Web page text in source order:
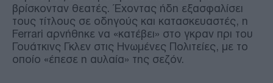
βρίσκονταν θεατές. Έχοντας ήδη εξασφαλίσει
τους τίτλους σε οδηγούς και κατασκευαστές, η
Ferrari αρνήθηκε να «κατέβει» στο γκραν πρι του
Γουάτκινς Γκλεν στις Ηνωμένες Πολιτείες, με το
οποίο «έπεσε η αυλαία» της σεζόν.